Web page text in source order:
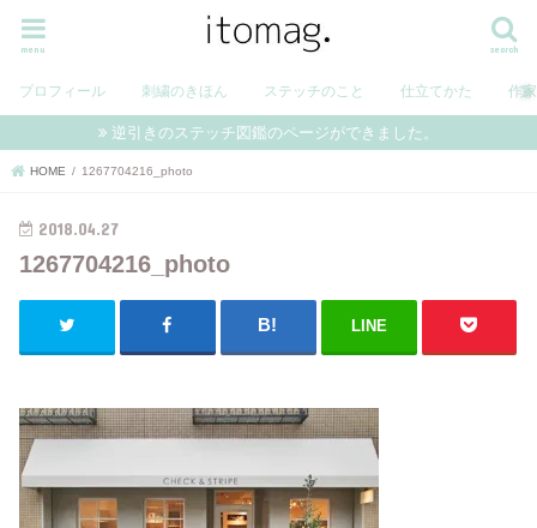
search
menu
プロフィール 刺繍のきほん ステッチのこと 仕立てかた 作
逆引きのステッチ図鑑のページができました。
HOME 1267704216_photo
2018.04.27
1267704216_photo
LINE